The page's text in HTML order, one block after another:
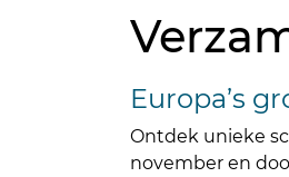
Europa’s
Ontdek unieke
november en